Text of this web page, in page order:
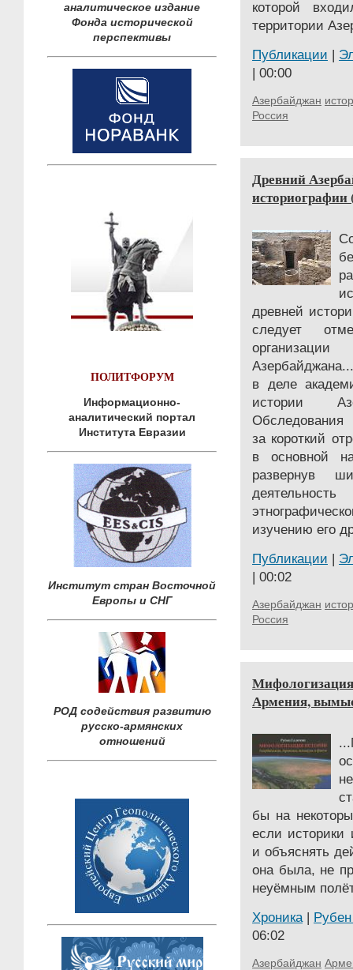
аналитическое издание
Фонда исторической
перспективы
ПОЛИТФОРУМ
Информационно-
аналитический портал
Института Евразии
Институт стран Восточной
Европы и СНГ
РОД содействия развитию
русско-армянских
отношений
которой
территории
Публикации |
| 00:00
Азербайджан
Россия
Древний
древней
следует
в деле
истории
Обследования
за короткий
в основной
развернув
изучению его
Публикации |
| 00:02
Азербайджан
Россия
Армения,
бы на
если историки
и объяснять
она была, не
неуёмным
Хроника|
06:02
Азербайджан